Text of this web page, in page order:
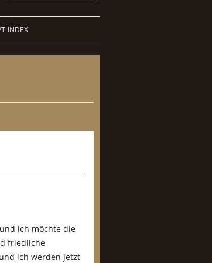
INDEX
ich möchte die
friedliche
ich werden jetzt